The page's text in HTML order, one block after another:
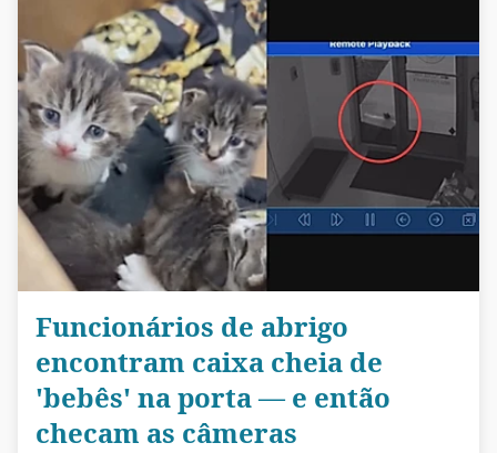
Funcionários de abrigo
encontram caixa cheia de
'bebês' na porta — e então
checam as câmeras